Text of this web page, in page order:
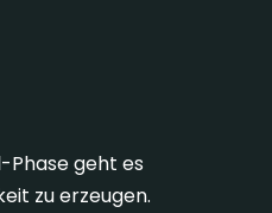
geht es
zu erzeugen.